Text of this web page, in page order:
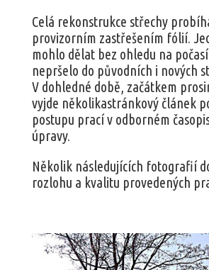
Celá rekonstrukce střechy
provizorním zastřešením fólií.
mohlo dělat bez ohledu na
nepršelo do původních i nových
V dohledné době, začátkem
vyjde několikastránkový článek
postupu prací v odborném
úpravy.
Několik následujících fotografií
rozlohu a kvalitu provedených